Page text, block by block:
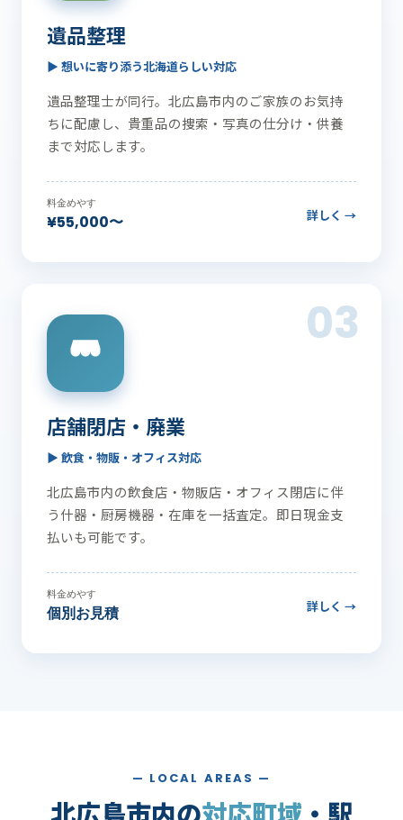
遺品整理
▶ 想いに寄り添う北海道らしい対応
遺品整理士が同行。北広島市内のご家族のお気持
ちに配慮し、貴重品の捜索・写真の仕分け・供養
まで対応します。
料金めやす
¥55,000〜 詳しく →
03
店舗閉店・廃業
▶ 飲食・物販・オフィス対応
北広島市内の飲食店・物販店・オフィス閉店に伴
う什器・厨房機器・在庫を一括査定。即日現金支
払いも可能です。
料金めやす
個別お見積 詳しく →
— LOCAL AREAS —
北広島市内の対応町域 ・駅